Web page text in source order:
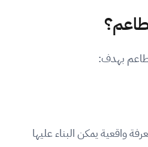
بهدف:
واقعية يمكن البناء عليها